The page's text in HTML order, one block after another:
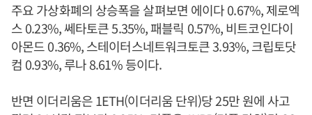
주요 가상화폐의 상승폭을 살펴보면 에이다 0.67%, 제로엑
스 0.23%, 쎄타토큰 5.35%, 패블릭 0.57%, 비트코인다이
아몬드 0.36%, 스테이터스네트워크토큰 3.93%, 크립토닷
컴 0.93%, 루나 8.61% 등이다.
반면 이더리움은 1ETH(이더리움 단위)당 25만 원에 사고